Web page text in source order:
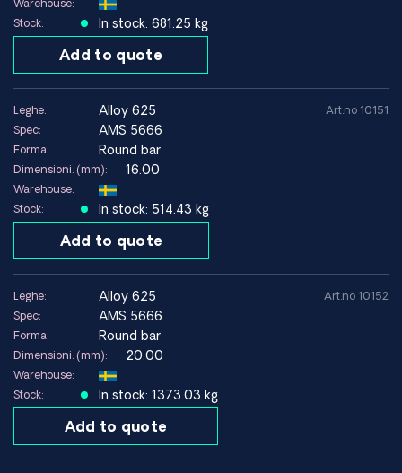
Warehouse:
Stock:
In stock: 681.25 kg
Add to quote
Leghe: alloy 625
Spec: AMS 5666
Forma: Round bar
Dimensioni. (mm): 16.00
Warehouse:
Stock:
In stock: 514.43 kg
Add to quote
Art.no 10151
Leghe: alloy 625
Spec: AMS 5666
Forma: Round bar
Dimensioni. (mm): 20.00
Warehouse:
Stock:
In stock: 1373.03 kg
Add to quote
Art.no 10152